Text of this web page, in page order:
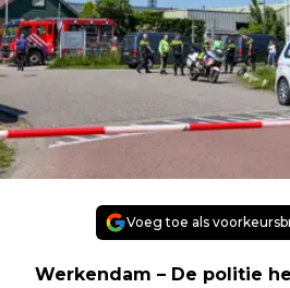
Voeg toe als
Werkendam – De politie